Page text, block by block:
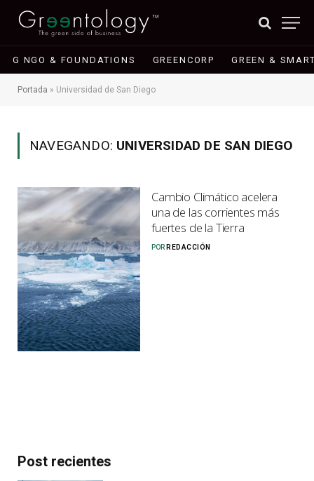
G NGO & FOUNDATIONS GREENCORP GREEN &
Portada » Universidad de San Diego
NAVEGANDO: UNIVERSIDAD DE SAN DIEGO
Cambio Climático acelera
una de las corrientes más
fuertes de la Tierra
POR REDACCIÓN
Post recientes